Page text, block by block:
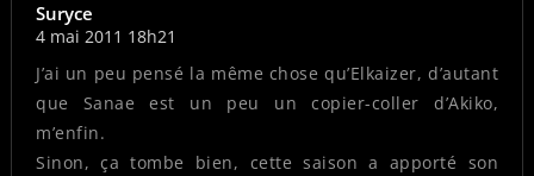
Suryce
4 mai 2011 18h21
J’ai un peu pensé la même chose qu’Elkaizer, d’autant
que Sanae est un peu un copier-coller d’Akiko,
m’enfin.
Sinon, ça tombe bien, cette saison a apporté son